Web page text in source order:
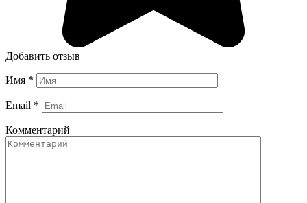
Добавить отзыв
Имя *
Email *
Комментарий